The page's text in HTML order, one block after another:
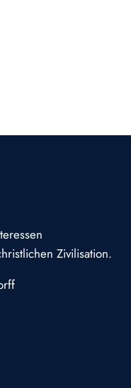
Zivilisation.